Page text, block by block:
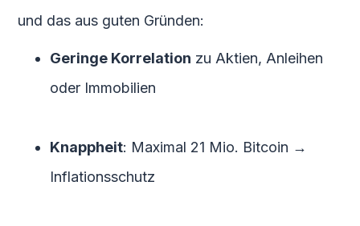
und das aus guten Gründen:
Geringe Korrelation zu Aktien, Anleihen
oder Immobilien
Knappheit: Maximal 21 Mio. Bitcoin →
Inflationsschutz